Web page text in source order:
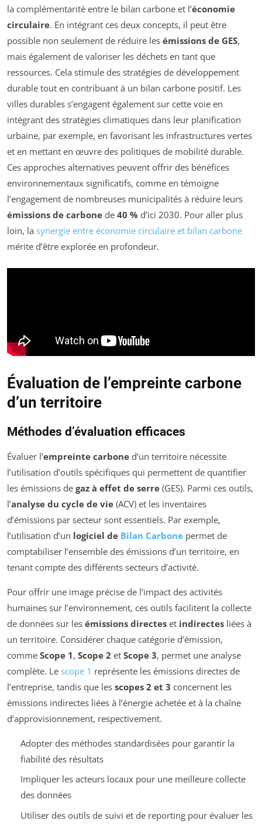
la complémentarité entre le bilan carbone et l’économie
circulaire. En intégrant ces deux concepts, il peut être
possible non seulement de réduire les émissions de GES,
mais également de valoriser les déchets en tant que
ressources. Cela stimule des stratégies de développement
durable tout en contribuant à un bilan carbone positif. Les
villes durables s’engagent également sur cette voie en
intégrant des stratégies climatiques dans leur planification
urbaine, par exemple, en favorisant les infrastructures vertes
et en mettant en œuvre des politiques de mobilité durable.
Ces approches alternatives peuvent offrir des bénéfices
environnementaux significatifs, comme en témoigne
l’engagement de nombreuses municipalités à réduire leurs
émissions de carbone de 40 % d’ici 2030. Pour aller plus
loin, la synergie entre économie circulaire et bilan carbone
mérite d’être explorée en profondeur.
Évaluation de l’empreinte carbone
d’un territoire
Méthodes d’évaluation efficaces
Évaluer l’empreinte carbone d’un territoire nécessite
l’utilisation d’outils spécifiques qui permettent de quantifier
les émissions de gaz à effet de serre (GES). Parmi ces outils,
l’analyse du cycle de vie (ACV) et les inventaires
d’émissions par secteur sont essentiels. Par exemple,
l’utilisation d’un logiciel de Bilan Carbone permet de
comptabiliser l’ensemble des émissions d’un territoire, en
tenant compte des différents secteurs d’activité.
Pour offrir une image précise de l’impact des activités
humaines sur l’environnement, ces outils facilitent la collecte
de données sur les émissions directes et indirectes liées à
un territoire. Considérer chaque catégorie d’émission,
comme Scope 1, Scope 2 et Scope 3, permet une analyse
complète. Le scope 1 représente les émissions directes de
l’entreprise, tandis que les scopes 2 et 3 concernent les
émissions indirectes liées à l’énergie achetée et à la chaîne
d’approvisionnement, respectivement.
Adopter des méthodes standardisées pour garantir la
fiabilité des résultats
Impliquer les acteurs locaux pour une meilleure collecte
des données
Utiliser des outils de suivi et de reporting pour évaluer les